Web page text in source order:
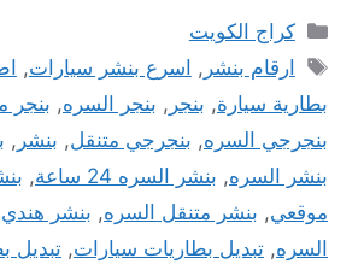
التصنيفات
كراج الكويت
الوسوم
ارقام بنشر , اسرع بنشر سيارات,
بطارية سيارة, بنجر , بنجر السره, بنجر
بنجرجي السره, بنجرجي متنقل, بنشر ,
بنشر السره, بنشر السره 24 ساعة ,
موقعي, بنشر متنقل السره, بنشر هندي
السره, تبديل بطاريات سيارات, تبديل